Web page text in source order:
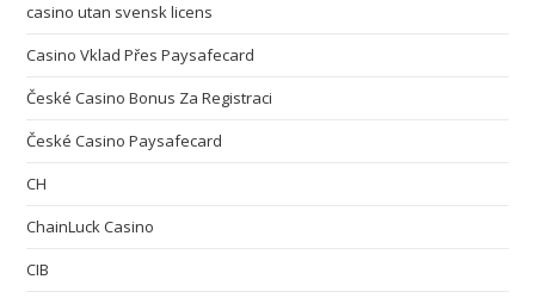
casino utan svensk licens
Casino Vklad Přes Paysafecard
České Casino Bonus Za Registraci
České Casino Paysafecard
CH
ChainLuck Casino
CIB